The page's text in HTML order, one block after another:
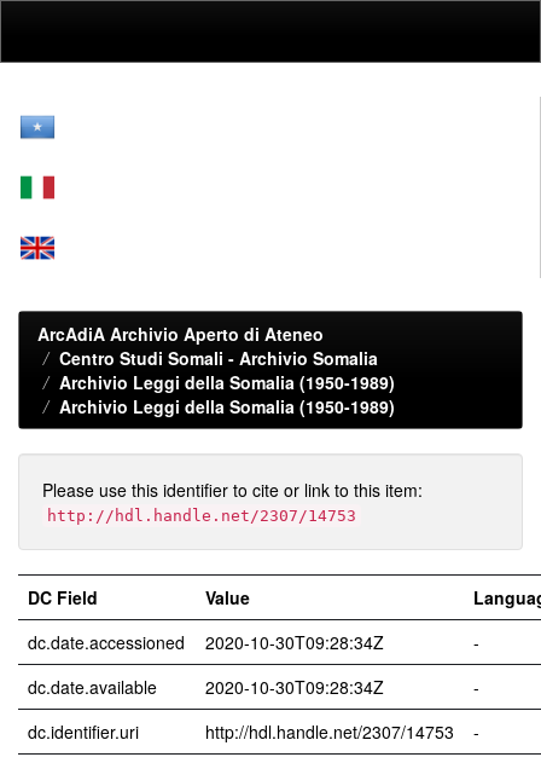
ArcAdiA Archivio Aperto di Ateneo
Centro Studi Somali - Archivio Somalia
Archivio Leggi della Somalia (1950-1989)
Archivio Leggi della Somalia (1950-1989)
Please use this identifier to cite or link to this item:
http://hdl.handle.net/2307/14753
DC Field Value
dc.date.accessioned
2020-10-30T09:28:34Z
-
dc.date.available
2020-10-30T09:28:34Z
-
dc.identifier.uri
http://hdl.handle.net/2307/14753
-